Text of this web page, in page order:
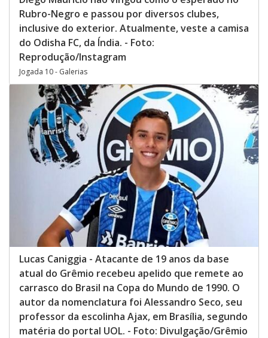
Rubro-Negro e passou por diversos clubes,
inclusive do exterior. Atualmente, veste a camisa
do Odisha FC, da Índia. - Foto:
Reprodução/Instagram
Jogada 10 - Galerias
Lucas Caniggia - Atacante de 19 anos da base
atual do Grêmio recebeu apelido que remete ao
carrasco do Brasil na Copa do Mundo de 1990. O
autor da nomenclatura foi Alessandro Seco, seu
professor da escolinha Ajax, em Brasília, segundo
matéria do portal UOL. - Foto: Divulgação/Grêmio